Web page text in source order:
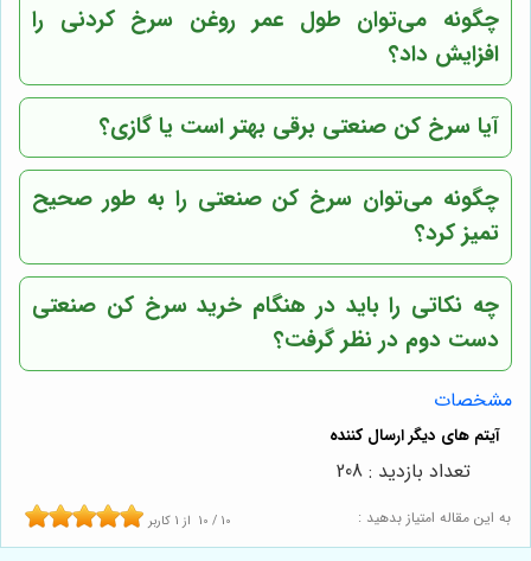
چگونه می‌توان طول عمر روغن سرخ کردنی را
افزایش داد؟
آیا سرخ کن صنعتی برقی بهتر است یا گازی؟
چگونه می‌توان سرخ کن صنعتی را به طور صحیح
تمیز کرد؟
چه نکاتی را باید در هنگام خرید سرخ کن صنعتی
دست دوم در نظر گرفت؟
مشخصات
به این مقاله امتیاز بدهید : 10 / 10 از 1 کاربر
تعداد بازدید : 208